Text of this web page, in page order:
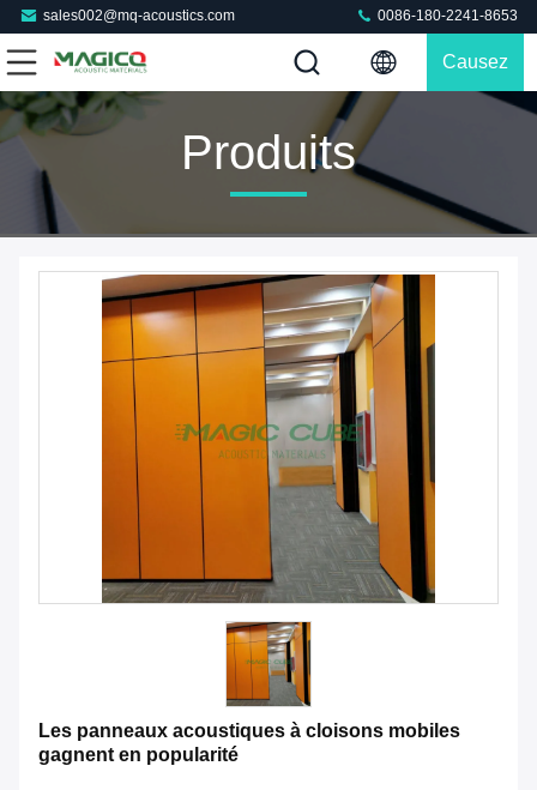
sales002@mq-acoustics.com 0086-180-2241-8653
Causez
Produits
Les panneaux acoustiques à cloisons mobiles
gagnent en popularité